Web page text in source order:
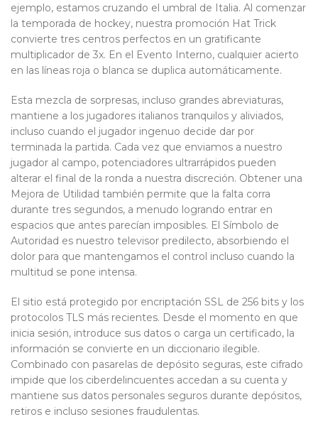
ejemplo, estamos cruzando el umbral de Italia. Al comenzar
la temporada de hockey, nuestra promoción Hat Trick
convierte tres centros perfectos en un gratificante
multiplicador de 3x. En el Evento Interno, cualquier acierto
en las líneas roja o blanca se duplica automáticamente.
Esta mezcla de sorpresas, incluso grandes abreviaturas,
mantiene a los jugadores italianos tranquilos y aliviados,
incluso cuando el jugador ingenuo decide dar por
terminada la partida. Cada vez que enviamos a nuestro
jugador al campo, potenciadores ultrarrápidos pueden
alterar el final de la ronda a nuestra discreción. Obtener una
Mejora de Utilidad también permite que la falta corra
durante tres segundos, a menudo logrando entrar en
espacios que antes parecían imposibles. El Símbolo de
Autoridad es nuestro televisor predilecto, absorbiendo el
dolor para que mantengamos el control incluso cuando la
multitud se pone intensa.
El sitio está protegido por encriptación SSL de 256 bits y los
protocolos TLS más recientes. Desde el momento en que
inicia sesión, introduce sus datos o carga un certificado, la
información se convierte en un diccionario ilegible.
Combinado con pasarelas de depósito seguras, este cifrado
impide que los ciberdelincuentes accedan a su cuenta y
mantiene sus datos personales seguros durante depósitos,
retiros e incluso sesiones fraudulentas.